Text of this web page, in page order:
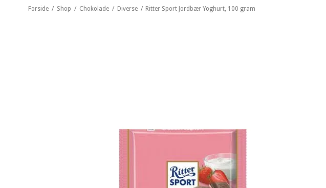
Forside / Shop / Chokolade / Diverse / Ritter Sport Jordbær Yoghurt, 100 gram